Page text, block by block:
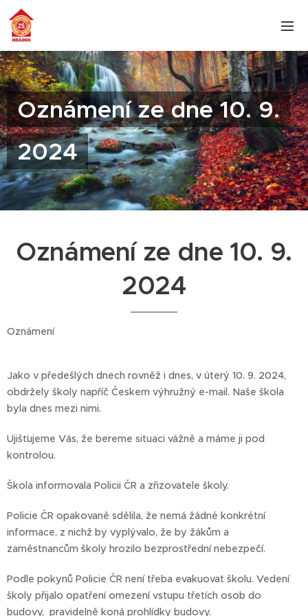
Oznámení ze dne 10. 9.
2024
Oznámení ze dne 10. 9.
2024
Oznámení
Jako v předešlých dnech rovněž i dnes, v úterý 10. 9. 2024,
obdržely školy napříč Českem výhružný e-mail. Naše škola
byla dnes mezi nimi.
Ujišťujeme Vás, že bereme situaci vážně a máme ji pod
kontrolou.
Škola informovala Policii ČR a zřizovatele školy.
Policie ČR opakovaně sdělila, že nemá žádné konkrétní
informace, z nichž by vyplývalo, že by žákům a
zaměstnancům školy hrozilo bezprostřední nebezpečí.
Podle pokynů Policie ČR není třeba evakuovat školu. Vedení
školy přijalo opatření omezení vstupu třetích osob do
budovy, pravidelně koná prohlídky budovy.